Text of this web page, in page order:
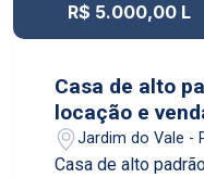
família. Não perca esta oportunidade de adquirir
bairros de Ribeirão
uma visita e venha
apartamento!
R$ 5.000,00 L
Casa de alto
locação e
bairro Bonfim
Preto/SP.
Jardim do Vale -
Casa de alto